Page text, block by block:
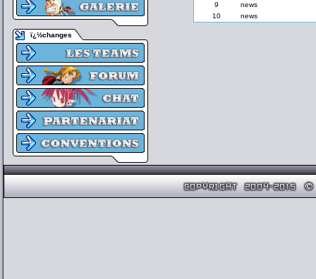
ï¿½changes
9
news
10
news